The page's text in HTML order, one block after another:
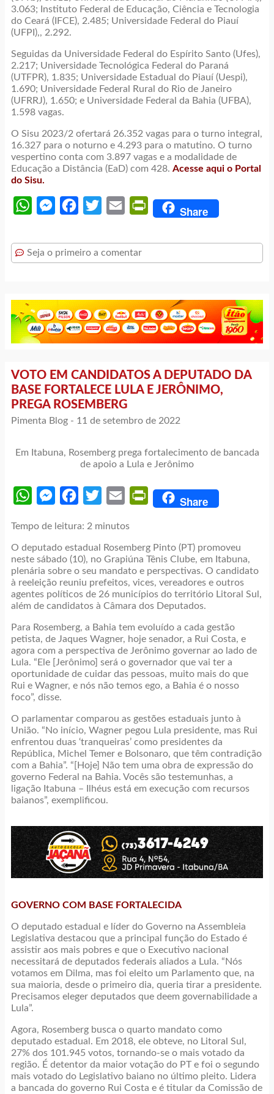
3.063; Instituto Federal de Educação, Ciência e Tecnologia
do Ceará (IFCE), 2.485; Universidade Federal do Piauí
(UFPI),, 2.292.
Seguidas da Universidade Federal do Espírito Santo (Ufes),
2.217; Universidade Tecnológica Federal do Paraná
(UTFPR), 1.835; Universidade Estadual do Piauí (Uespi),
1.690; Universidade Federal Rural do Rio de Janeiro
(UFRRJ), 1.650; e Universidade Federal da Bahia (UFBA),
1.598 vagas.
O Sisu 2023/2 ofertará 26.352 vagas para o turno integral,
16.327 para o noturno e 4.293 para o matutino. O turno
vespertino conta com 3.897 vagas e a modalidade de
Educação a Distância (EaD) com 428. Acesse aqui o Portal
do Sisu.
WhatsAppMessengerFacebook
Twitter Email PrintFriendly
Share
Seja o primeiro a comentar
VOTO EM CANDIDATOS A DEPUTADO DA
BASE FORTALECE LULA E JERÔNIMO,
PREGA ROSEMBERG
Pimenta Blog - 11 de setembro de 2022
Em Itabuna, Rosemberg prega fortalecimento de bancada
de apoio a Lula e Jerônimo
WhatsAppMessengerFacebook
Twitter Email PrintFriendly
Share
Tempo de leitura: 2 minutos
O deputado estadual Rosemberg Pinto (PT) promoveu
neste sábado (10), no Grapiúna Tênis Clube, em Itabuna,
plenária sobre o seu mandato e perspectivas. O candidato
à reeleição reuniu prefeitos, vices, vereadores e outros
agentes políticos de 26 municípios do território Litoral Sul,
além de candidatos à Câmara dos Deputados.
Para Rosemberg, a Bahia tem evoluído a cada gestão
petista, de Jaques Wagner, hoje senador, a Rui Costa, e
agora com a perspectiva de Jerônimo governar ao lado de
Lula. “Ele [Jerônimo] será o governador que vai ter a
oportunidade de cuidar das pessoas, muito mais do que
Rui e Wagner, e nós não temos ego, a Bahia é o nosso
foco”, disse.
O parlamentar comparou as gestões estaduais junto à
União. “No início, Wagner pegou Lula presidente, mas Rui
enfrentou duas ‘tranqueiras’ como presidentes da
República, Michel Temer e Bolsonaro, que têm contradição
com a Bahia”. “[Hoje] Não tem uma obra de expressão do
governo Federal na Bahia. Vocês são testemunhas, a
ligação Itabuna – Ilhéus está em execução com recursos
baianos”, exemplificou.
GOVERNO COM BASE FORTALECIDA
O deputado estadual e líder do Governo na Assembleia
Legislativa destacou que a principal função do Estado é
assistir aos mais pobres e que o Executivo nacional
necessitará de deputados federais aliados a Lula. “Nós
votamos em Dilma, mas foi eleito um Parlamento que, na
sua maioria, desde o primeiro dia, queria tirar a presidente.
Precisamos eleger deputados que deem governabilidade a
Lula”.
Agora, Rosemberg busca o quarto mandato como
deputado estadual. Em 2018, ele obteve, no Litoral Sul,
27% dos 101.945 votos, tornando-se o mais votado da
região. É detentor da maior votação do PT e foi o segundo
mais votado do Legislativo baiano no último pleito. Lidera
a bancada do governo Rui Costa e é titular da Comissão de